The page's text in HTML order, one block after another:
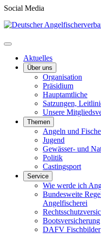
Social Media
Aktuelles
Über uns
Organisation
Präsidium
Hauptamtliche
Satzungen,
Unsere
Themen
Angeln und
Jugend
Gewässer- und
Politik
Castingsport
Service
Wie werde ich
Bundesweite
Angelfischerei
Bootsversicherung
DAFV Fischbilder